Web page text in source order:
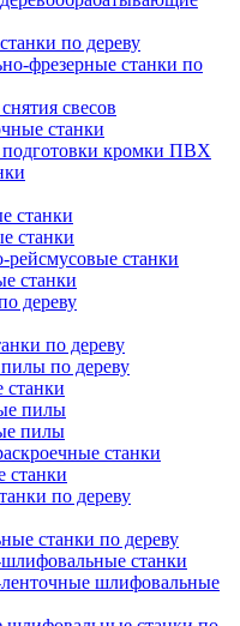
по дереву
фрезерные станки по
свесов
станки
подготовки кромки ПВХ
станки
станки
рейсмусовые станки
станки
дереву
по дереву
по дереву
станки
пилы
пилы
станки
станки
по дереву
станки по дереву
шлифовальные станки
ленточные шлифовальные